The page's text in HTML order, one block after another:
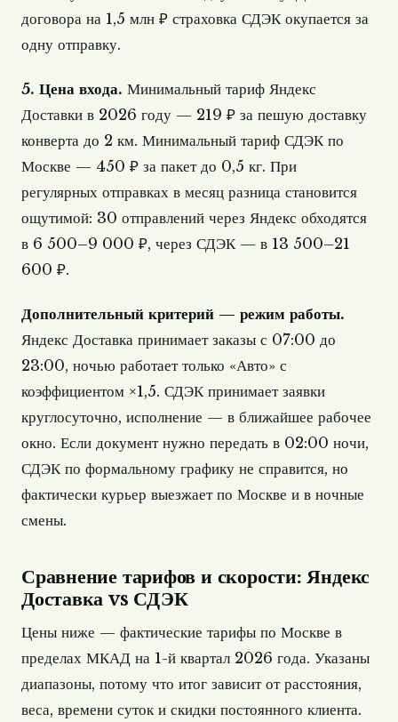
договора на 1,5 млн ₽ страховка СДЭК окупается за
одну отправку.
5. Цена входа. Минимальный тариф Яндекс
Доставки в 2026 году — 219 ₽ за пешую доставку
конверта до 2 км. Минимальный тариф СДЭК по
Москве — 450 ₽ за пакет до 0,5 кг. При
регулярных отправках в месяц разница становится
ощутимой: 30 отправлений через Яндекс обходятся
в 6 500–9 000 ₽, через СДЭК — в 13 500–21
600 ₽.
Дополнительный критерий — режим работы.
Яндекс Доставка принимает заказы с 07:00 до
23:00, ночью работает только «Авто» с
коэффициентом ×1,5. СДЭК принимает заявки
круглосуточно, исполнение — в ближайшее рабочее
окно. Если документ нужно передать в 02:00 ночи,
СДЭК по формальному графику не справится, но
фактически курьер выезжает по Москве и в ночные
смены.
Сравнение тарифов и скорости: Яндекс
Доставка vs СДЭК
Цены ниже — фактические тарифы по Москве в
пределах МКАД на 1-й квартал 2026 года. Указаны
диапазоны, потому что итог зависит от расстояния,
веса, времени суток и скидки постоянного клиента.